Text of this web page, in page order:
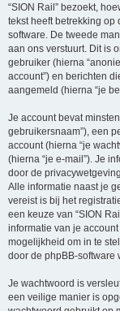
“SION Rail” bezoekt,
tekst heeft betrekking op
software. De tweede
aan ons verstuurt. Dit is
gebruiker (hierna
account”) en berichten
aangemeld (hierna “je
Je account bevat
gebruikersnaam”), een
account (hierna “je
(hierna “je e-mail”). Je
door de
Alle informatie naast je
vereist is bij het
een keuze van “SION
informatie van je
mogelijkheid om in te
door de phpBB-software
Je wachtwoord is
een veilige manier is